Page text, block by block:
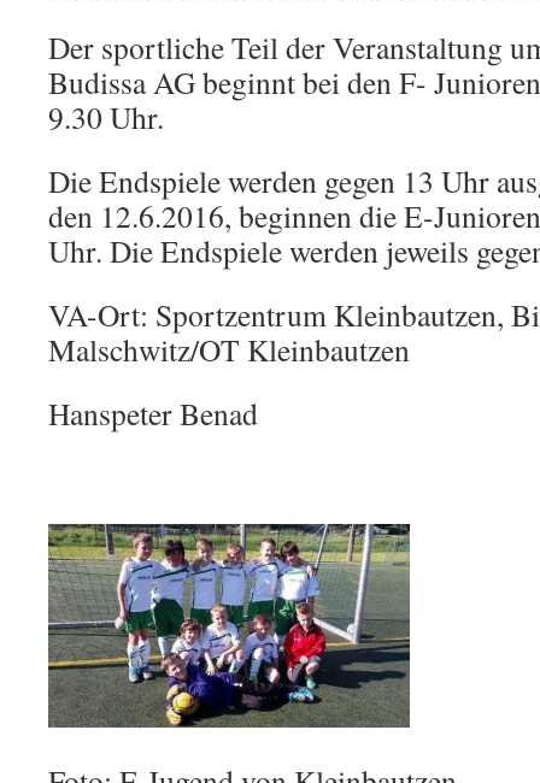
Der sportliche Teil der Veranstaltung
Budissa AG beginnt bei den F-
9.30 Uhr.
Die Endspiele werden gegen 13 Uhr
den 12.6.2016, beginnen die E-
Uhr. Die Endspiele werden jeweils
VA-Ort: Sportzentrum Kleinbautzen,
Malschwitz/OT Kleinbautzen
Hanspeter Benad